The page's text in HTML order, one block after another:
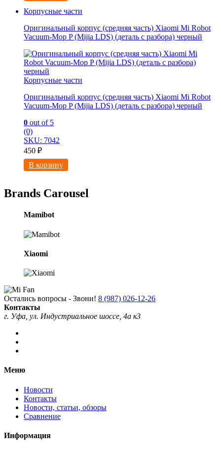
Корпусные части
Оригинальный корпус (средняя часть) Xiaomi Mi Robot
Vacuum-Mop P (Mijia LDS) (деталь с разбора) черный
Корпусные части
Оригинальный корпус (средняя часть) Xiaomi Mi Robot
Vacuum-Mop P (Mijia LDS) (деталь с разбора) черный
0 out of 5
(0)
SKU: 7042
450 ₽
В корзину
Brands Carousel
Mamibot
Xiaomi
Остались вопросы - Звони! 8 (987) 026-12-26
Контакты
г. Уфа, ул. Индустриальное шоссе, 4а к3
Меню
Новости
Контакты
Новости, статьи, обзоры
Сравнение
Информация